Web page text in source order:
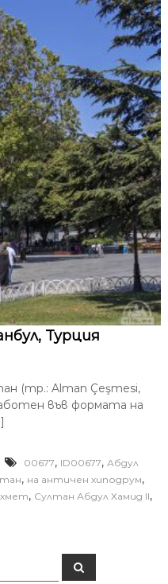
Турция
(тр.: Alman Çeşmesi,
във формата на
00677, ID00677, Абдул
, на античен хиподрум,
, Султан Абдул Хамид II,
Т
ъ